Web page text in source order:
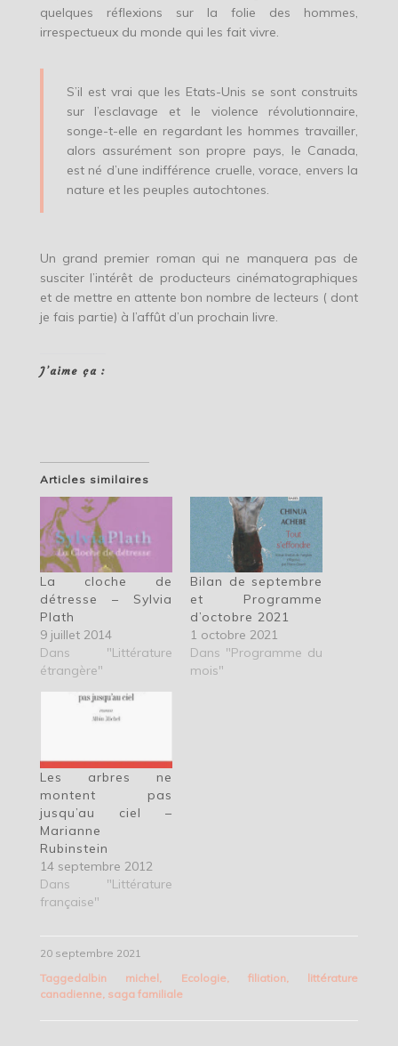
quelques réflexions sur la folie des hommes,
irrespectueux du monde qui les fait vivre.
S’il est vrai que les Etats-Unis se sont construits
sur l’esclavage et le violence révolutionnaire,
songe-t-elle en regardant les hommes travailler,
alors assurément son propre pays, le Canada,
est né d’une indifférence cruelle, vorace, envers la
nature et les peuples autochtones.
Un grand premier roman qui ne manquera pas de
susciter l’intérêt de producteurs cinématographiques
et de mettre en attente bon nombre de lecteurs ( dont
je fais partie) à l’affût d’un prochain livre.
J’aime ça :
Articles similaires
La cloche de
détresse – Sylvia
Plath
9 juillet 2014
Dans "Littérature
étrangère"
Bilan de septembre
et Programme
d’octobre 2021
1 octobre 2021
Dans "Programme du
mois"
Les arbres ne
montent pas
jusqu’au ciel –
Marianne
Rubinstein
14 septembre 2012
Dans "Littérature
française"
20 septembre 2021
Taggedalbin michel Ecologie, filiation, littérature
canadienne, saga familiale